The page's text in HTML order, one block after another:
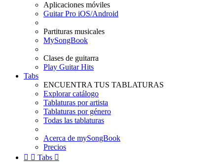
Aplicaciones móviles
Guitar Pro iOS/Android
Partituras musicales
MySongBook
Clases de guitarra
Play Guitar Hits
Tabs
ENCUENTRA TUS TABLATURAS
Explorar catálogo
Tablaturas por artista
Tablaturas por género
Todas las tablaturas
Acerca de mySongBook
Precios
  Tabs 